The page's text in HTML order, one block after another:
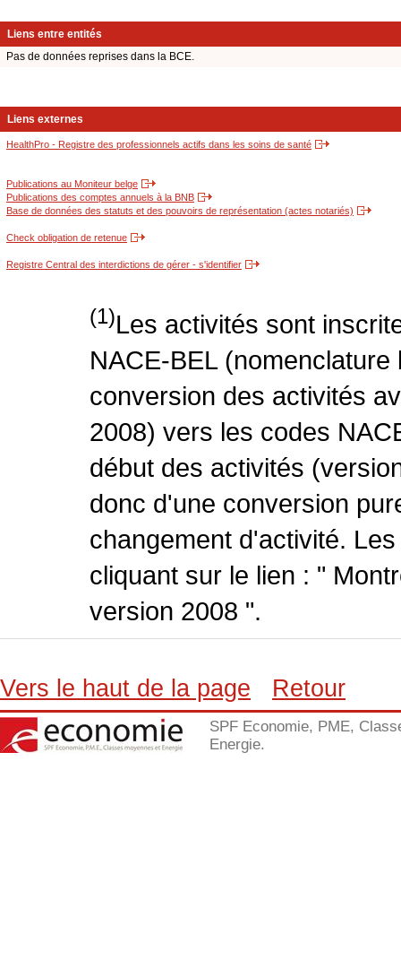
Liens entre entités
Pas de données reprises dans la BCE.
Liens externes
HealthPro - Registre des professionnels actifs dans les soins de santé
Publications au Moniteur belge
Publications des comptes annuels à la BNB
Base de données des statuts et des pouvoirs de représentation (actes notariés)
Check obligation de retenue
Registre Central des interdictions de gérer - s'identifier
(1)Les activités sont
NACE-BEL
conversion des activités
2008) vers les codes
début des activités
donc d'une conversion
changement d'activité.
cliquant sur le lien : "
version 2008 ".
Vers le haut de la page Retour
SPF Economie, PME,
Energie.